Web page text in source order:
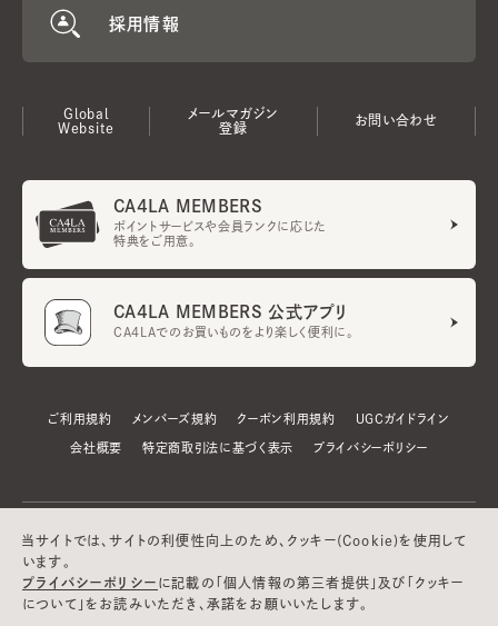
採用情報
Global
Website
メールマガジン
登録
お問い合わせ
CA4LA MEMBERS
ポイントサービスや会員ランクに応じた
特典をご用意。
CA4LA MEMBERS 公式アプリ
CA4LAでのお買いものをより楽しく便利に。
ご利用規約 メンバーズ規約 クーポン利用規約 UGCガイドライン
会社概要 特定商取引法に基づく表示 プライバシーポリシー
当サイトでは、サイトの利便性向上のため、クッキー(Cookie)を使用して
います。
プライバシーポリシー に記載の「個人情報の第三者提供」及び「クッキー
について」をお読みいただき、承諾をお願いいたします。